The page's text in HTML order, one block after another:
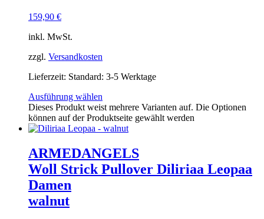
159,90 €
inkl. MwSt.
zzgl. Versandkosten
Lieferzeit: Standard: 3-5 Werktage
Ausführung wählen
Dieses Produkt weist mehrere Varianten auf. Die Optionen
können auf der Produktseite gewählt werden
ARMEDANGELS
Woll Strick Pullover Diliriaa Leopaa
Damen
walnut